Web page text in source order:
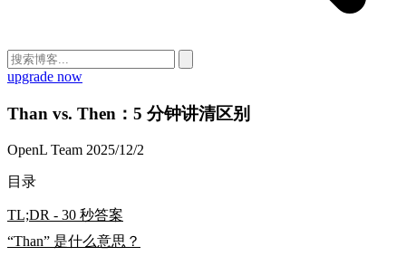
upgrade now
Than vs. Then：5 分钟讲清区别
OpenL Team 2025/12/2
目录
TL;DR - 30 秒答案
“Than” 是什么意思？